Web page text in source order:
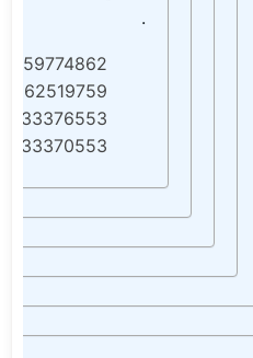
.
0559774862
0562519759
0533376553
0533370553